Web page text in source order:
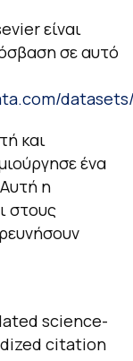
είναι
σε αυτό
και
ένα
η
στους
science-
citation